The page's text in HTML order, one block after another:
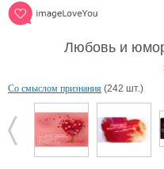
Любовь и
Со смыслом признания (242 шт.)